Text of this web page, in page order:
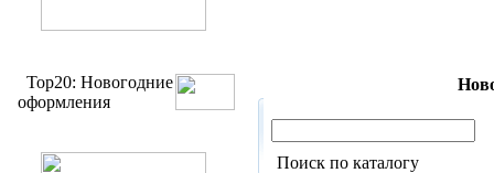
Top20: Новогодние
оформления
Поиск по каталогу